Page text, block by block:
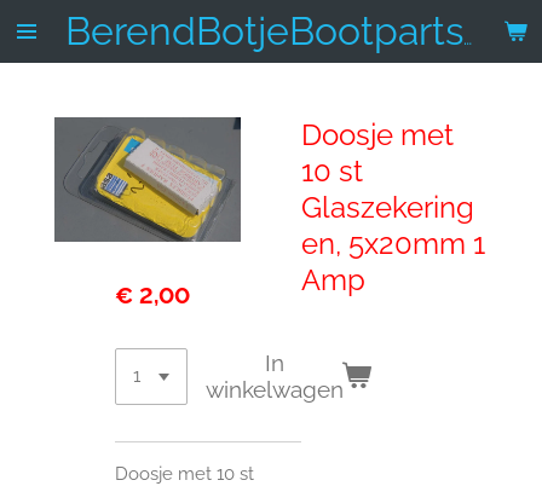
Ga
hoofdinhoud
BerendBotjeBootparts.nl
Doosje met
10 st
Glaszekering
en, 5x20mm 1
Amp
€ 2,00
In
winkelwagen
Doosje met 10 st